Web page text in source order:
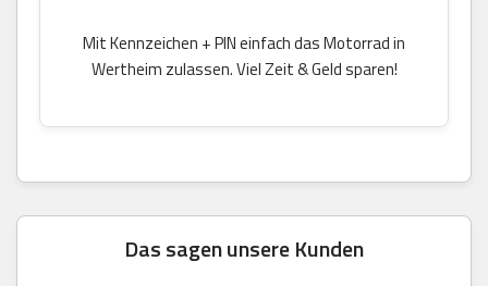
Mit Kennzeichen + PIN einfach das Motorrad in
Wertheim zulassen. Viel Zeit & Geld sparen!
Das sagen unsere Kunden